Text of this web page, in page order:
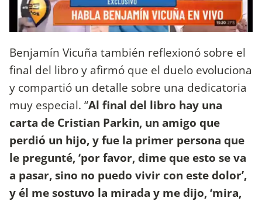
Benjamín Vicuña también reflexionó sobre el
final del libro y afirmó que el duelo evoluciona
y compartió un detalle sobre una dedicatoria
muy especial. “Al final del libro hay una
carta de Cristian Parkin, un amigo que
perdió un hijo, y fue la primer persona que
le pregunté, ‘por favor, dime que esto se va
a pasar, sino no puedo vivir con este dolor’,
y él me sostuvo la mirada y me dijo, ‘mira,